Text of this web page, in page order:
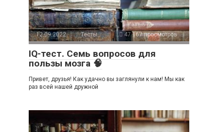
12.09.2022 Тесты 47 167 просмотров
IQ-тест. Семь вопросов для
пользы мозга 🧠
Привет, друзья! Как удачно вы заглянули к нам! Мы как
раз всей нашей дружной